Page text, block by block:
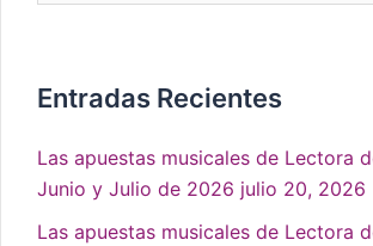
Entradas Recientes
Las apuestas musicales de Lectora
Junio y Julio de 2026 julio 20, 2026
Las apuestas musicales de Lectora